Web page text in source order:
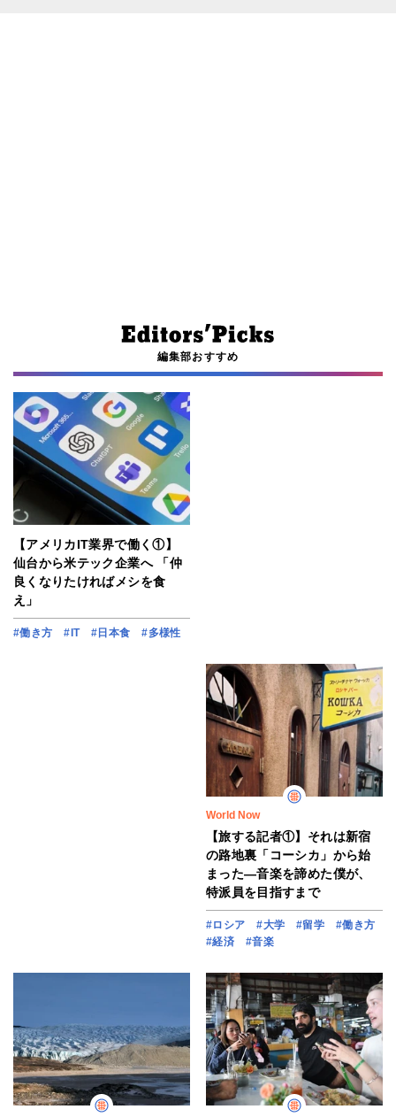
編集部おすすめ
【アメリカIT業界で働く①】
仙台から米テック企業へ 「仲
良くなりたければメシを食
え」
#働き方 #IT #日本食 #多様性
World Now
【旅する記者①】それは新宿
の路地裏「コーシカ」から始
まった―音楽を諦めた僕が、
特派員を目指すまで
#ロシア #大学 #留学
#働き方
#経済
#音楽